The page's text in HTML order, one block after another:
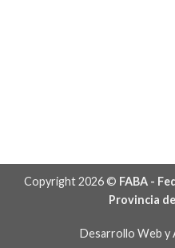
Copyright 2026 © FABA -
Provincia
Desarrollo Web y